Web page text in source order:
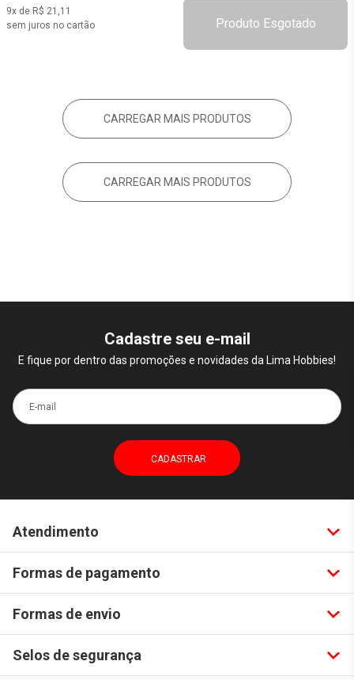
9x de R$ 21,11
sem juros no cartão
Produto Esgotado
CARREGAR MAIS PRODUTOS
CARREGAR MAIS PRODUTOS
Cadastre seu e-mail
E fique por dentro das promoções e novidades da Lima Hobbies!
E-mail
Atendimento
Formas de pagamento
Formas de envio
Selos de segurança